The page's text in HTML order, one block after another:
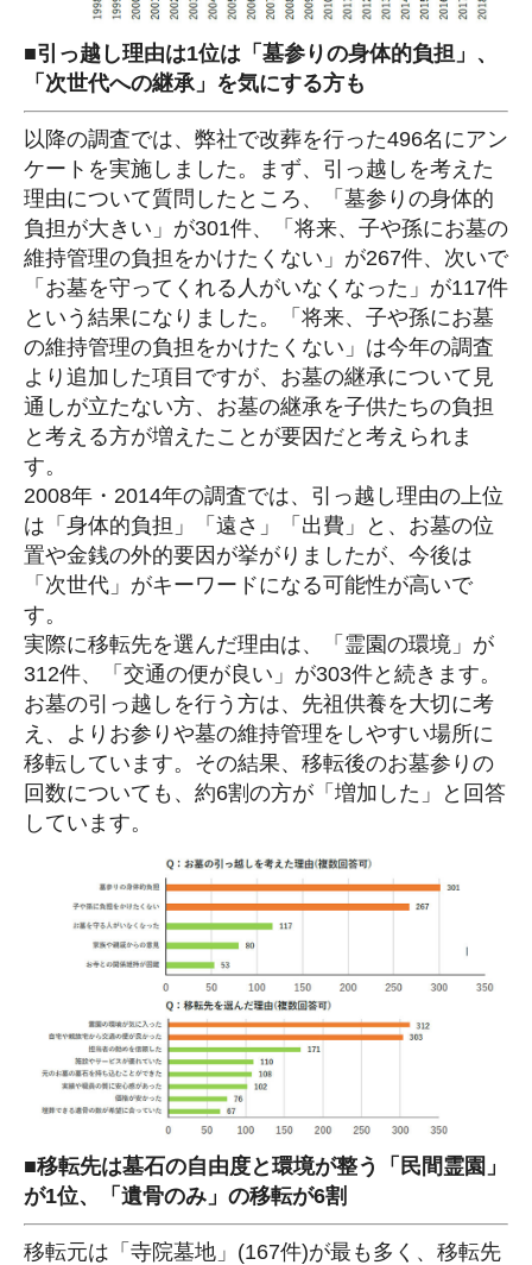
■引っ越し理由は1位は「墓参りの身体的負担」、
「次世代への継承」を気にする方も
以降の調査では、弊社で改葬を行った496名にアン
ケートを実施しました。まず、引っ越しを考えた
理由について質問したところ、「墓参りの身体的
負担が大きい」が301件、「将来、子や孫にお墓の
維持管理の負担をかけたくない」が267件、次いで
「お墓を守ってくれる人がいなくなった」が117件
という結果になりました。「将来、子や孫にお墓
の維持管理の負担をかけたくない」は今年の調査
より追加した項目ですが、お墓の継承について見
通しが立たない方、お墓の継承を子供たちの負担
と考える方が増えたことが要因だと考えられま
す。
2008年・2014年の調査では、引っ越し理由の上位
は「身体的負担」「遠さ」「出費」と、お墓の位
置や金銭の外的要因が挙がりましたが、今後は
「次世代」がキーワードになる可能性が高いで
す。
実際に移転先を選んだ理由は、「霊園の環境」が
312件、「交通の便が良い」が303件と続きます。
お墓の引っ越しを行う方は、先祖供養を大切に考
え、よりお参りや墓の維持管理をしやすい場所に
移転しています。その結果、移転後のお墓参りの
回数についても、約6割の方が「増加した」と回答
しています。
■移転先は墓石の自由度と環境が整う「民間霊園」
が1位、「遺骨のみ」の移転が6割
移転元は「寺院墓地」(167件)が最も多く、移転先